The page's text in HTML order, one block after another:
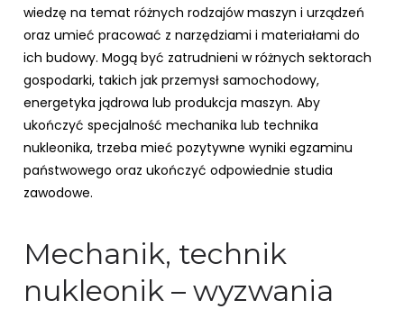
wiedzę na temat różnych rodzajów maszyn i urządzeń
oraz umieć pracować z narzędziami i materiałami do
ich budowy. Mogą być zatrudnieni w różnych sektorach
gospodarki, takich jak przemysł samochodowy,
energetyka jądrowa lub produkcja maszyn. Aby
ukończyć specjalność mechanika lub technika
nukleonika, trzeba mieć pozytywne wyniki egzaminu
państwowego oraz ukończyć odpowiednie studia
zawodowe.
Mechanik, technik
nukleonik – wyzwania